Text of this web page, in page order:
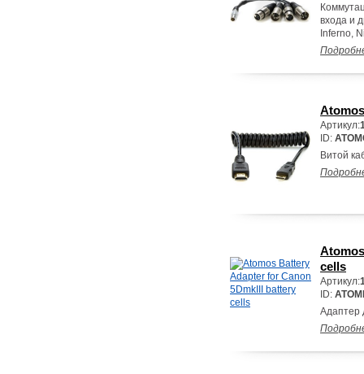
входа и
Inferno,
Артикул:
ID:
Витой
cells
Артикул:
ID:
Адаптер